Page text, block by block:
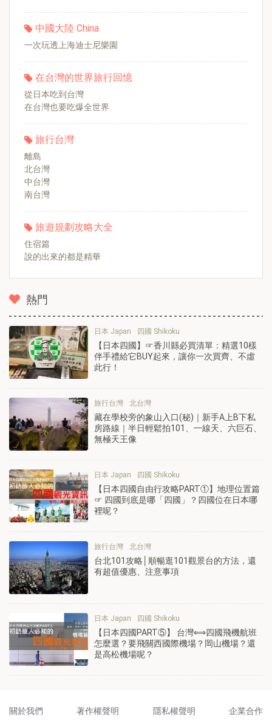
中國大陸 China
一次玩透上海迪士尼樂園
在台灣的世界旅行回憶
從日本吃到台灣
在台灣也要吃爆全世界
旅行台灣
離島
北台灣
中台灣
南台灣
旅遊規劃攻略大全
住宿篇
說的出來的都是精華
熱門
日本 Japan 四國 Shikoku
【日本四國】☞香川縣必買清單：精選10樣
伴手禮給它BUY起來，讓你一次買齊、不虛
此行！
旅行台灣 北台灣
藏在學校旁的象山入口(秘)｜新手A上B下私
房路線｜半日輕鬆拍101、一線天、六巨石、
無極天王像
日本 Japan 四國 Shikoku
【日本四國自由行攻略PART①】地理位置篇
☞ 四國到底是哪「四國」？四國位在日本哪
裡呢？
旅行台灣 北台灣
台北101攻略│順暢逛101觀景台的方法，還
有超值優惠、注意事項
日本 Japan 四國 Shikoku
【日本四國PART⑤】 台灣⟺四國飛機航班
怎麼選？要飛關西國際機場？岡山機場？還
是高松機場呢？
關於我們 著作權聲明 隱私權聲明 企業合作